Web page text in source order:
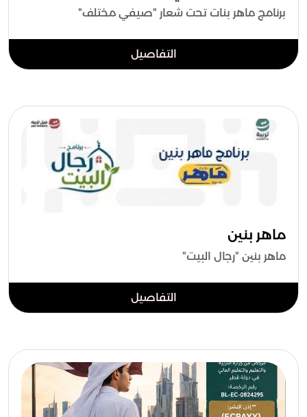
برنامج ماهر بنات تحت شعار "صيفي مختلف"
التفاصيل
ماهر بنين
ماهر بنين "رجال البيت"
التفاصيل